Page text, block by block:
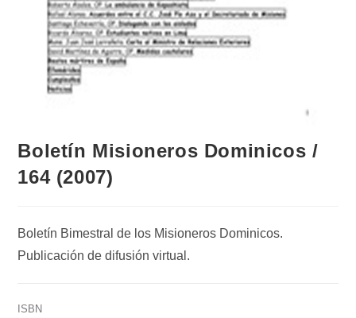
Boletín Misioneros Dominicos /
164 (2007)
Boletín Bimestral de los Misioneros Dominicos.
Publicación de difusión virtual.
ISBN